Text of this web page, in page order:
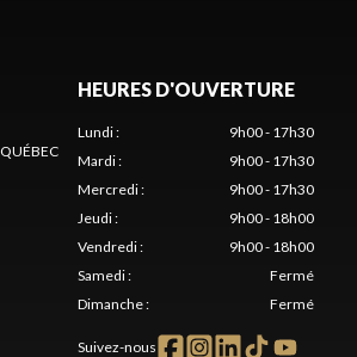
, QUÉBEC
HEURES D'OUVERTURE
Lundi:
9h00 - 17h30
Mardi:
9h00 - 17h30
Mercredi:
9h00 - 17h30
Jeudi:
9h00 - 18h00
Vendredi:
9h00 - 18h00
Samedi:
Fermé
Dimanche: Fermé
Suivez-nous